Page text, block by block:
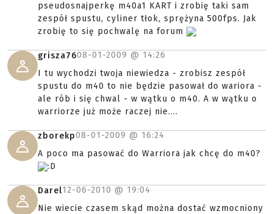
pseudosnajperkę m40a1 KART i zrobię taki sam
zespół spustu, cyliner tłok, sprężyna 500fps. Jak
zrobię to się pochwalę na forum
grisza7608-01-2009 @ 14:26
I tu wychodzi twoja niewiedza - zrobisz zespół
spustu do m40 to nie będzie pasował do wariora -
ale rób i się chwal - w wątku o m40. A w wątku o
warriorze już może raczej nie....
zborekp08-01-2009 @ 16:24
A poco ma pasować do Warriora jak chcę do m40?
:D
Darel12-06-2010 @ 19:04
Nie wiecie czasem skąd można dostać wzmocniony